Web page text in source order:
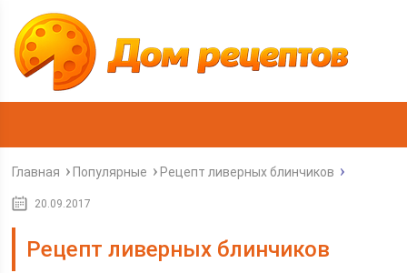
Главная Популярные Рецепт ливерных блинчиков
20.09.2017
Рецепт ливерных блинчиков